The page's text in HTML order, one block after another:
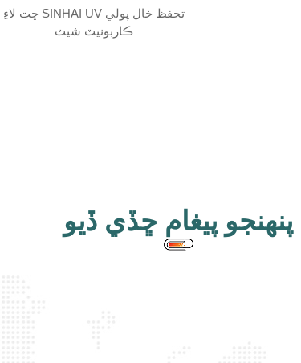
ڇت لاءِ SINHAI UV تحفظ خال پولي
ڪاربونيٽ شيٽ
پنهنجو پيغام ڇڏي ڏيو